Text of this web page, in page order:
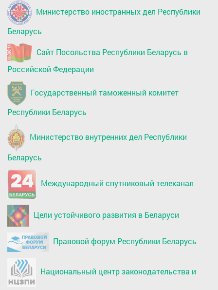
Министерство иностранных дел Республики
Беларусь
Сайт Посольства Республики Беларусь в
Российской Федерации
Государственный таможенный комитет
Республики Беларусь
Министерство внутренних дел Республики
Беларусь
Международный спутниковый телеканал
Цели устойчивого развития в Беларуси
Правовой форум Республики Беларусь
Национальный центр законодательства и